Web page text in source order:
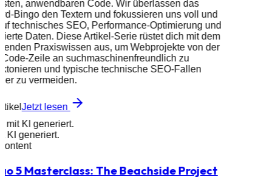
anwendbaren Code. Wir überlassen das
Bingo den Textern und fokussieren uns voll und
technisches SEO, Performance-Optimierung und
Daten. Diese Artikel-Serie rüstet dich mit dem
Praxiswissen aus, um Webprojekte von der
Code-Zeile an suchmaschinenfreundlich zu
und typische technische SEO-Fallen
zu vermeiden.
Jetzt lesen
mit KI generiert.
KI generiert.
5 Masterclass: The Beachside Project